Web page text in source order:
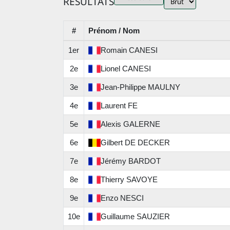
# Prénom / Nom
1er Romain CANESI
2e Lionel CANESI
3e Jean-Philippe MAULNY
4e Laurent FE
5e Alexis GALERNE
6e Gilbert DE DECKER
7e Jérémy BARDOT
8e Thierry SAVOYE
9e Enzo NESCI
10e Guillaume SAUZIER